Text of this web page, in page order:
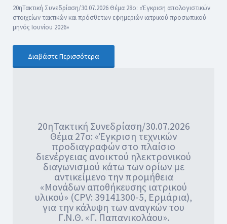
20ηΤακτική Συνεδρίαση/30.07.2026 Θέμα 28ο: «Έγκριση απολογιστικών
στοιχείων τακτικών και πρόσθετων εφημεριών ιατρικού προσωπικού
μηνός Ιουνίου 2026»
Διαβάστε Περισσότερα
20ηΤακτική Συνεδρίαση/30.07.2026
Θέμα 27ο: «Έγκριση τεχνικών
προδιαγραφών στο πλαίσιο
διενέργειας ανοικτού ηλεκτρονικού
διαγωνισμού κάτω των ορίων με
αντικείμενο την προμήθεια
«Μονάδων αποθήκευσης ιατρικού
υλικού» (CPV: 39141300-5, Ερμάρια),
για την κάλυψη των αναγκών του
Γ.Ν.Θ. «Γ. Παπανικολάου».